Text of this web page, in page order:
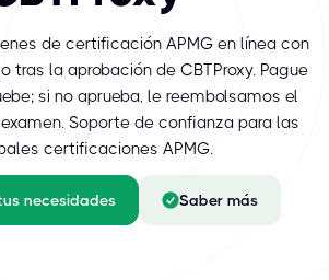
de certificación APMG en línea con
tras la aprobación de CBTProxy. Pague
si no aprueba, le reembolsamos el
Soporte de confianza para las
certificaciones APMG.
necesidades Saber más